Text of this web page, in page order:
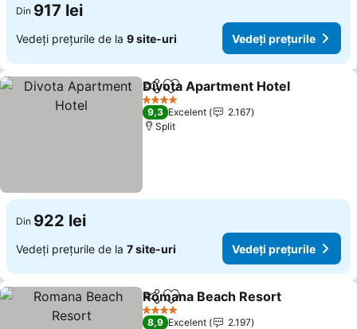
Din 917 lei
Vedeți prețurile de la 9 site-uri Vedeți prețurile
DistribuițiAdăugaţi la favorite
Divota Apartment Hotel
4 Stele
9,3 Excelent
2.167
Split
Din 922 lei
Vedeți prețurile de la 7 site-uri Vedeți prețurile
DistribuițiAdăugaţi la favorite
Romana Beach Resort
4 Stele
8,9 Excelent
2.197